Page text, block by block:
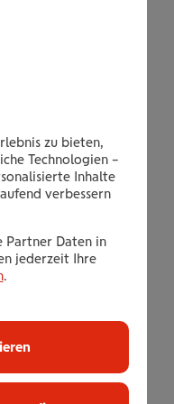
wird für
zuständig
Ruf in der
sondern
Robert
der Wiener
an der
seine Karriere
Kanzlei
Partner aufstieg.
Städtische.„Ich
zu bieten,
Technologien –
Inhalte
verbessern
Partner Daten in
jederzeit Ihre
.